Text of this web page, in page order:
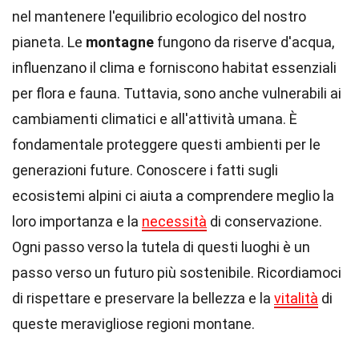
nel mantenere l'equilibrio ecologico del nostro
pianeta. Le montagne fungono da riserve d'acqua,
influenzano il clima e forniscono habitat essenziali
per flora e fauna. Tuttavia, sono anche vulnerabili ai
cambiamenti climatici e all'attività umana. È
fondamentale proteggere questi ambienti per le
generazioni future. Conoscere i fatti sugli
ecosistemi alpini ci aiuta a comprendere meglio la
loro importanza e la necessità di conservazione.
Ogni passo verso la tutela di questi luoghi è un
passo verso un futuro più sostenibile. Ricordiamoci
di rispettare e preservare la bellezza e la vitalità di
queste meravigliose regioni montane.